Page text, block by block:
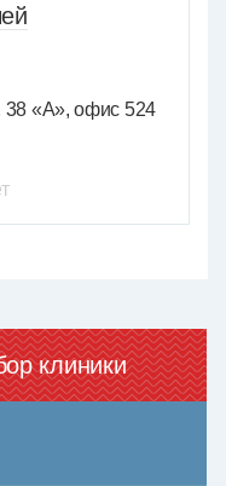
38 «А», офис 524
клиники